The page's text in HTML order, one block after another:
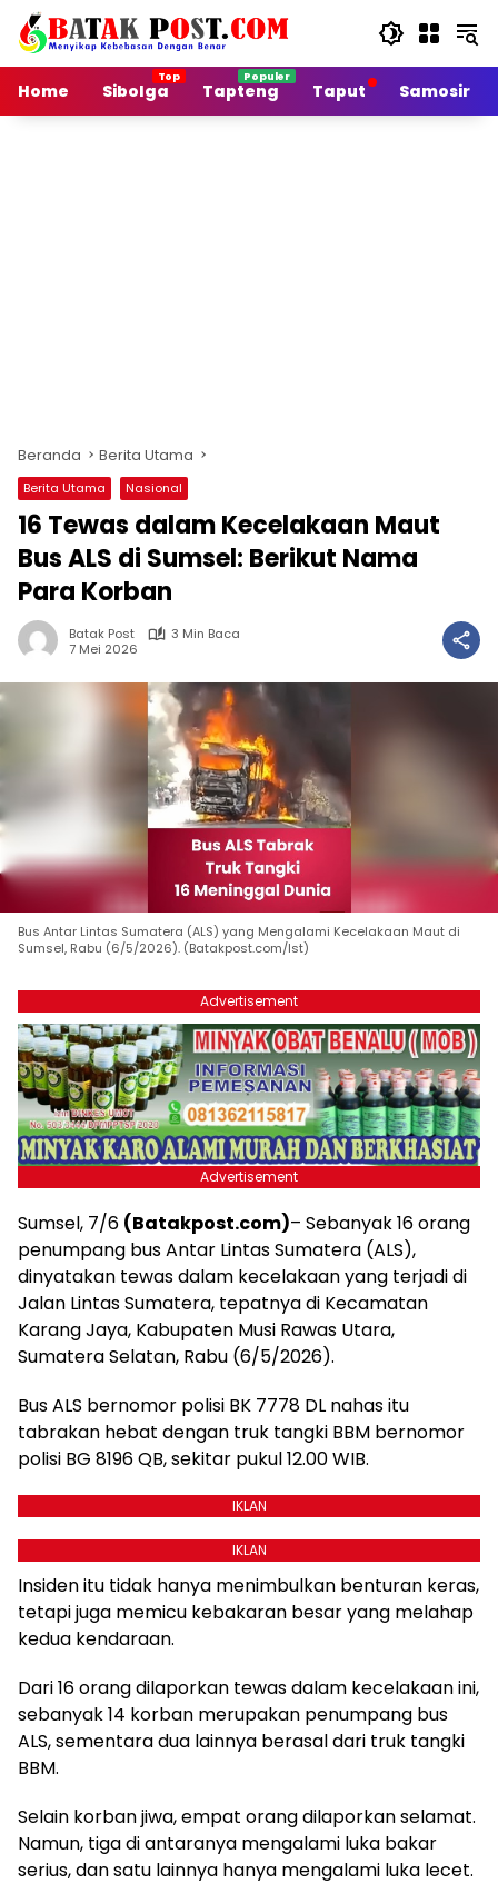
Langsung
konten
Home
Sibolga Tapteng Taput Samosir
Beranda Berita Utama
Berita Utama Nasional
16 Tewas dalam Kecelakaan Maut
Bus ALS di Sumsel: Berikut Nama
Para Korban
Batak Post
3 Min Baca
7 Mei 2026
Bus Antar Lintas Sumatera (ALS) yang Mengalami Kecelakaan Maut di
Sumsel, Rabu (6/5/2026). (Batakpost.com/Ist)
Advertisement
Advertisement
Sumsel, 7/6 (Batakpost.com)– Sebanyak 16 orang
penumpang bus Antar Lintas Sumatera (ALS),
dinyatakan tewas dalam kecelakaan yang terjadi di
Jalan Lintas Sumatera, tepatnya di Kecamatan
Karang Jaya, Kabupaten Musi Rawas Utara,
Sumatera Selatan, Rabu (6/5/2026).
Bus ALS bernomor polisi BK 7778 DL nahas itu
tabrakan hebat dengan truk tangki BBM bernomor
polisi BG 8196 QB, sekitar pukul 12.00 WIB.
IKLAN
IKLAN
Insiden itu tidak hanya menimbulkan benturan keras,
tetapi juga memicu kebakaran besar yang melahap
kedua kendaraan.
Dari 16 orang dilaporkan tewas dalam kecelakaan ini,
sebanyak 14 korban merupakan penumpang bus
ALS, sementara dua lainnya berasal dari truk tangki
BBM.
Selain korban jiwa, empat orang dilaporkan selamat.
Namun, tiga di antaranya mengalami luka bakar
serius, dan satu lainnya hanya mengalami luka lecet.